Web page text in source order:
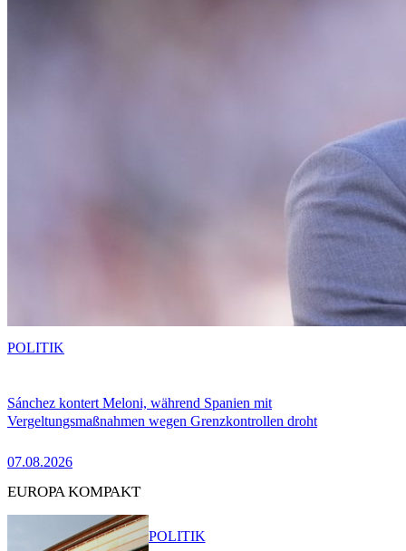
Sánchez kontert Meloni, während Spanien mit
Vergeltungsmaßnahmen wegen Grenzkontrollen droht
07.08.2026
POLITIK
EUROPA KOMPAKT
POLITIK